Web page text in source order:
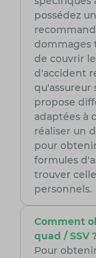
possédez
dommages
de couvrir
d'accident
qu'assureur
propose
adaptées à
réaliser un
pour
formules
trouver
personnels.
Comment
quad / SSV
Pour